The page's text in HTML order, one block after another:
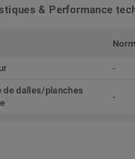
& Performance
-
de dalles/planches
-